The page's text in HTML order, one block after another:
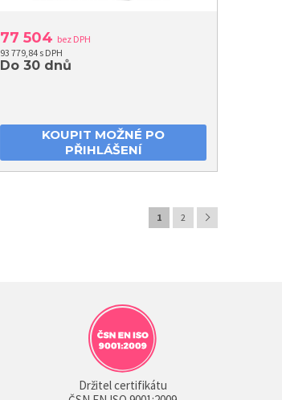
77 504 bez DPH
93 779,84 s DPH
Do 30 dnů
KOUPIT MOŽNÉ PO
PŘIHLÁŠENÍ
1 2
Držitel certifikátu